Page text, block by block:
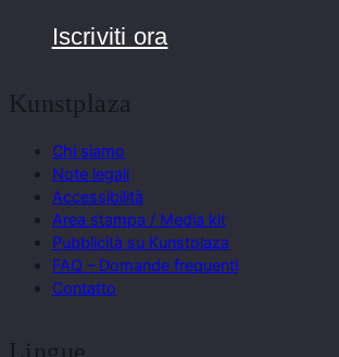
Iscriviti ora
Kunstplaza
Chi siamo
Note legali
Accessibilità
Area stampa / Media kit
Pubblicità su Kunstplaza
FAQ – Domande frequenti
Contatto
Lingue